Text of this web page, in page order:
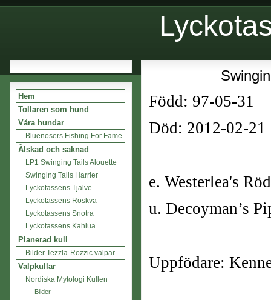
Hem
Tollaren som hund
Våra hundar
Bluenosers Fishing For Fame
Älskad och saknad
LP1 Swinging Tails Alouette
Swinging Tails Harrier
Lyckotassens Tjalve
Lyckotassens Röskva
Lyckotassens Snotra
Lyckotassens Kahlua
Planerad kull
Bilder Tezzla-Rozzic valpar
Valpkullar
Nordiska Mytologi Kullen
Bilder
Född: 97-05-31
Död: 2012-02-21
e. Westerlea's
u. Decoyman’s
Uppfödare: